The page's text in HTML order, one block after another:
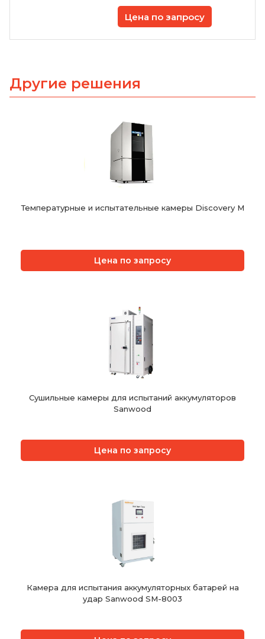
Цена по запросу
Другие решения
Температурные и испытательные камеры Discovery M
Цена по запросу
Сушильные камеры для испытаний аккумуляторов
Sanwood
Цена по запросу
Камера для испытания аккумуляторных батарей на
удар Sanwood SM-8003